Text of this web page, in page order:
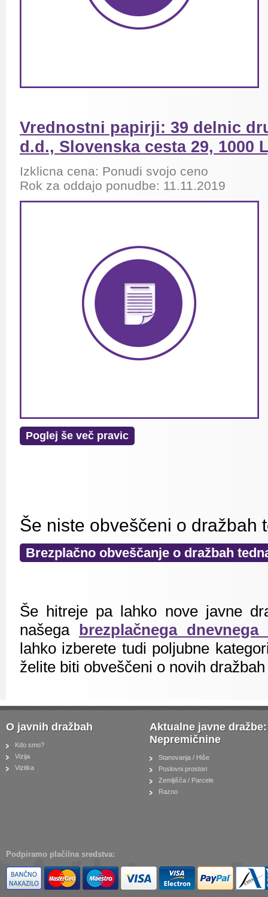
Vrednostni papirji: 39 delnic
d.d., Slovenska cesta 29, 1000
Izklicna cena: Ponudi svojo ceno
Rok za oddajo ponudbe: 11.11.2019
Poglej še več pravic
Še niste obveščeni o dražbah
Brezplačno obveščanje o dražbah
Še hitreje pa lahko nove javne
našega brezplačnega dnevnega
lahko izberete tudi poljubne
želite biti obveščeni o novih
O javnih dražbah
Kdo smo?
Vizija
Vizitka
Aktualne javne dražbe:
Nepremičnine
Stanovanja / Hiše
Poslovni prostori
Zemljišča / Parcele
Razno
Podpiramo plačilna sredstva: